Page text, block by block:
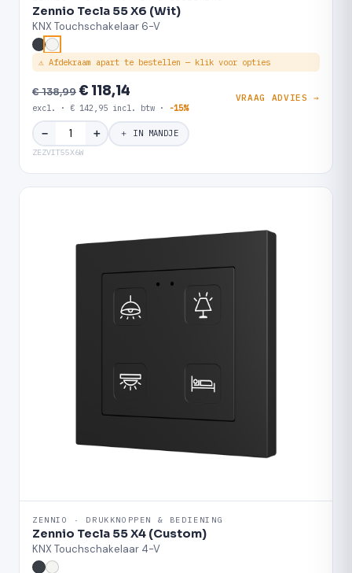
Zennio Tecla 55 X6 (Wit)
KNX Touchschakelaar 6-V
⚠ Afdekraam apart te bestellen — klik voor opties
€ 138,99€ 118,14
excl. · € 142,95 incl. btw · -15%
VRAAG ADVIES →
− ＋ ＋ IN MANDJE
ZEZVIT55X6W
ZENNIO · DRUKKNOPPEN & BEDIENING
Zennio Tecla 55 X4 (Custom)
KNX Touchschakelaar 4-V